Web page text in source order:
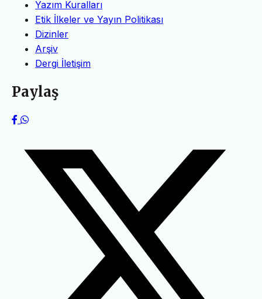
Yazım Kuralları
Etik İlkeler ve Yayın Politikası
Dizinler
Arşiv
Dergi İletişim
Paylaş